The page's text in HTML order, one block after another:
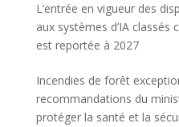
L’entrée en vigueur des
aux systèmes d’IA
est reportée à 2027
Incendies de forêt
recommandations du
protéger la santé et la